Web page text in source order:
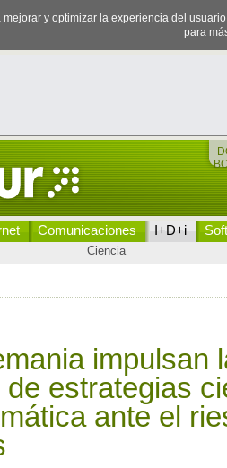
mejorar y optimizar la experiencia del
para
Comunicaciones I+D+i
Ciencia
impulsan
estrategias
ante el